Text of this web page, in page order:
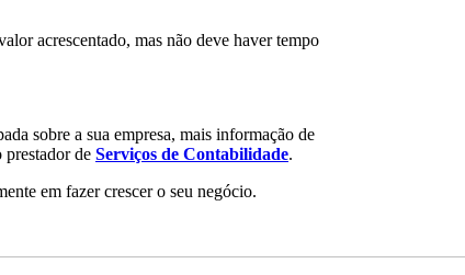
acrescentado, mas não deve haver tempo
sobre a sua empresa, mais informação de
prestador de Serviços de Contabilidade.
em fazer crescer o seu negócio.